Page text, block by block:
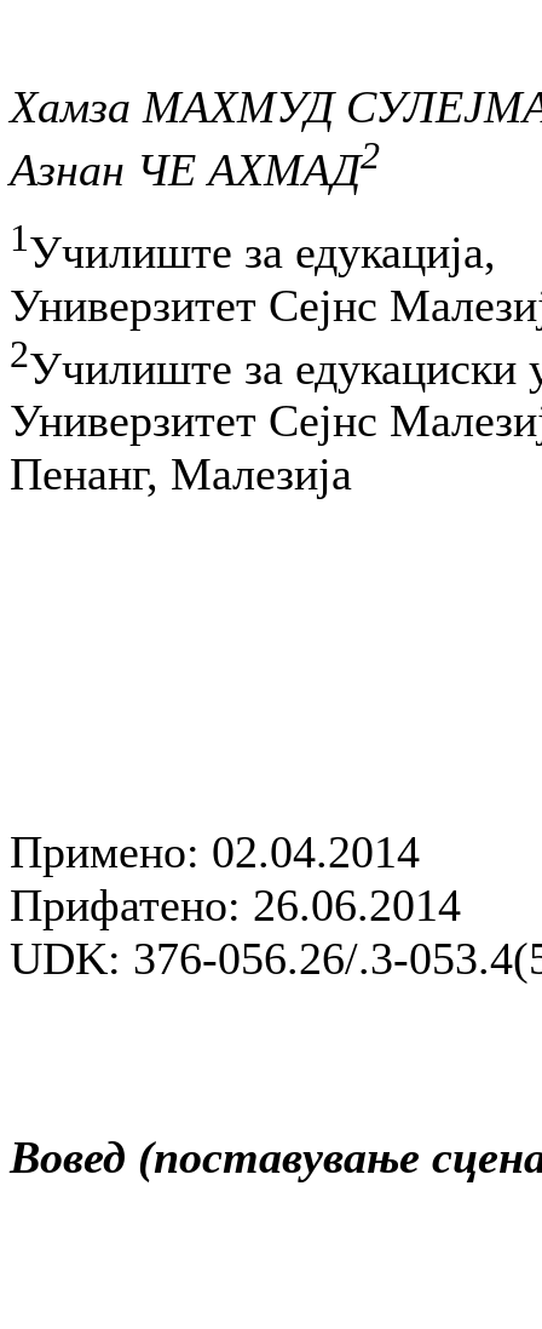
Хамза МАХМУД
Азнан ЧЕ АХМАД2
1Училиште за едукација,
Универзитет Сејнс
2Училиште за едукациски
Универзитет Сејнс
Пенанг, Малезија
Примено: 02.04.2014
Прифатено: 26.06.2014
UDK: 376-056.26/.3-
Вовед (поставување